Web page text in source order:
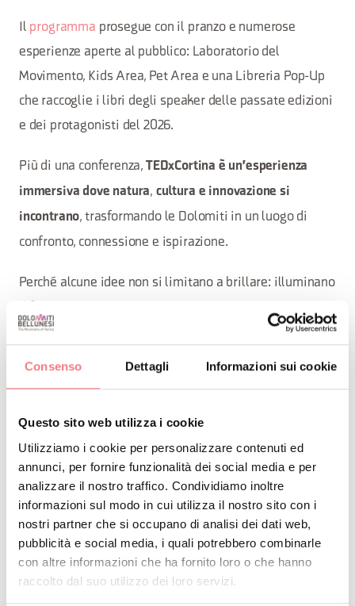
Consenso Dettagli Informazioni sui cookie
Questo sito web utilizza i cookie
Utilizziamo i cookie per personalizzare contenuti ed
annunci, per fornire funzionalità dei social media e per
analizzare il nostro traffico. Condividiamo inoltre
informazioni sul modo in cui utilizza il nostro sito con i
nostri partner che si occupano di analisi dei dati web,
pubblicità e social media, i quali potrebbero combinarle
con altre informazioni che ha fornito loro o che hanno
raccolto dal suo utilizzo dei loro servizi.
Il programma prosegue con il pranzo e numerose
esperienze aperte al pubblico: Laboratorio del
Movimento, Kids Area, Pet Area e una Libreria Pop-Up
che raccoglie i libri degli speaker delle passate edizioni
e dei protagonisti del 2026.
Più di una conferenza,
TEDxCortina è un'esperienza
immersiva dove natura, cultura e innovazione si
incontrano, trasformando le Dolomiti in un luogo di
confronto, connessione e ispirazione.
Perché alcune idee non si limitano a brillare: illuminano
info@tedxcortina.org
https://tedxcortina.org/
Come arrivare
RICHIEDI INFORMAZIONI